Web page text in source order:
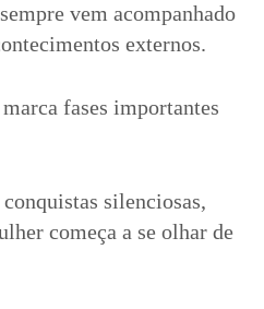
vem acompanhado
externos.
fases importantes
silenciosas,
começa a se olhar de